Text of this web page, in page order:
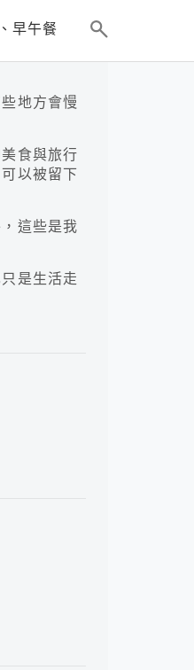
早午餐
地方會慢
食與旅行
以被留下
這些是我
是生活走